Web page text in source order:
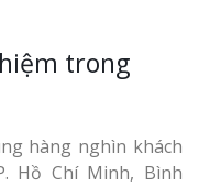
trong
hàng nghìn khách
Hồ Chí Minh, Bình